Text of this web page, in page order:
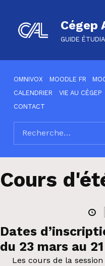
Cégep
GUIDE
OMNIVOX
MOODLE FR
CALENDRIER
VIE AU CÉGEP
CONTACT
SEARCH THE SITE
Rechercher :
Cours
Dates
du 23 mars au
Les cours de la session